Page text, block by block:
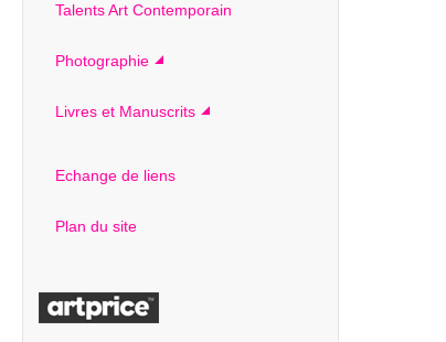
Talents Art Contemporain
Photographie
Livres et Manuscrits
Echange de liens
Plan du site